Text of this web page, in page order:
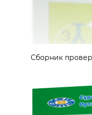
Сборник